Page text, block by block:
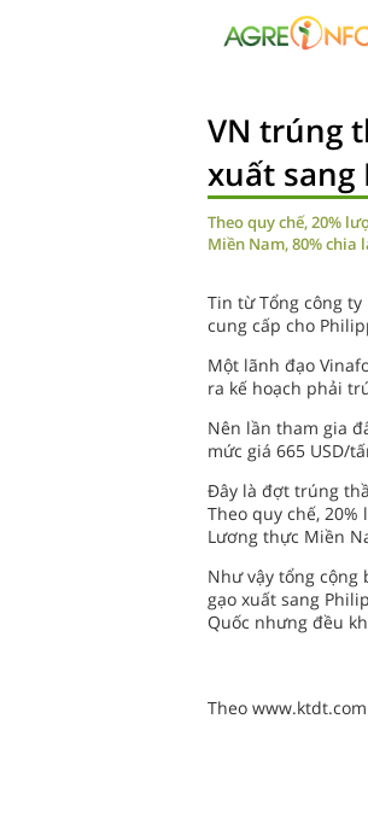
VN trúng
xuất sang
Theo quy chế, 20%
Miền Nam, 80% chia
Tin từ Tổng công
cung cấp cho
Một lãnh đạo
ra kế hoạch phải
Nên lần tham gia
mức giá 665 USD/
Đây là đợt trúng
Theo quy chế,
Lương thực Miền
Như vậy tổng
gạo xuất sang
Quốc nhưng đều
Theo